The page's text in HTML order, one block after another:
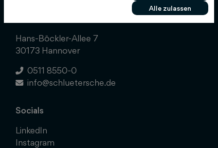
Schlütersche Verlagsgesellschaft mbH & Co.
Hans-Böckler-Allee 7
30173 Hannover
0511 8550-0
info@schluetersche.de
Socials
LinkedIn
Instagram
Alle zulassen